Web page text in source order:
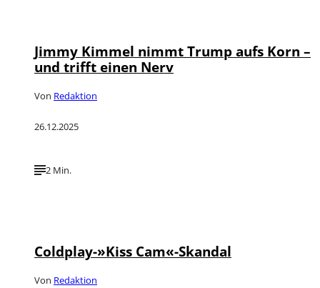
Jimmy Kimmel nimmt Trump aufs Korn –
und trifft einen Nerv
Von Redaktion
26.12.2025
2 Min.
Coldplay-»Kiss Cam«-Skandal
Von Redaktion